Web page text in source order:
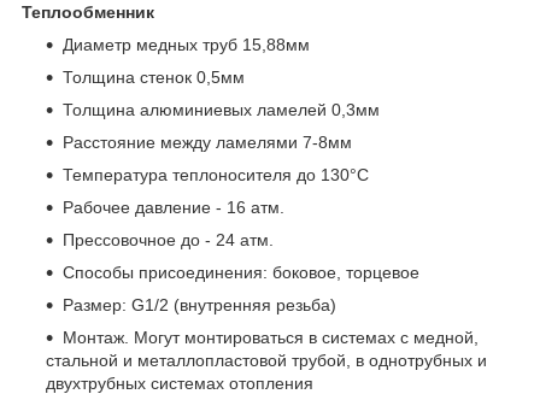
Теплообменник
Диаметр медных труб 15,88мм
Толщина стенок 0,5мм
Толщина алюминиевых ламелей 0,3мм
Расстояние между ламелями 7-8мм
Температура теплоносителя до 130°C
Рабочее давление - 16 атм.
Прессовочное до - 24 атм.
Способы присоединения: боковое, торцевое
Размер: G1/2 (внутренняя резьба)
Монтаж. Могут монтироваться в системах с медной,
стальной и металлопластовой трубой, в однотрубных и
двухтрубных системах отопления